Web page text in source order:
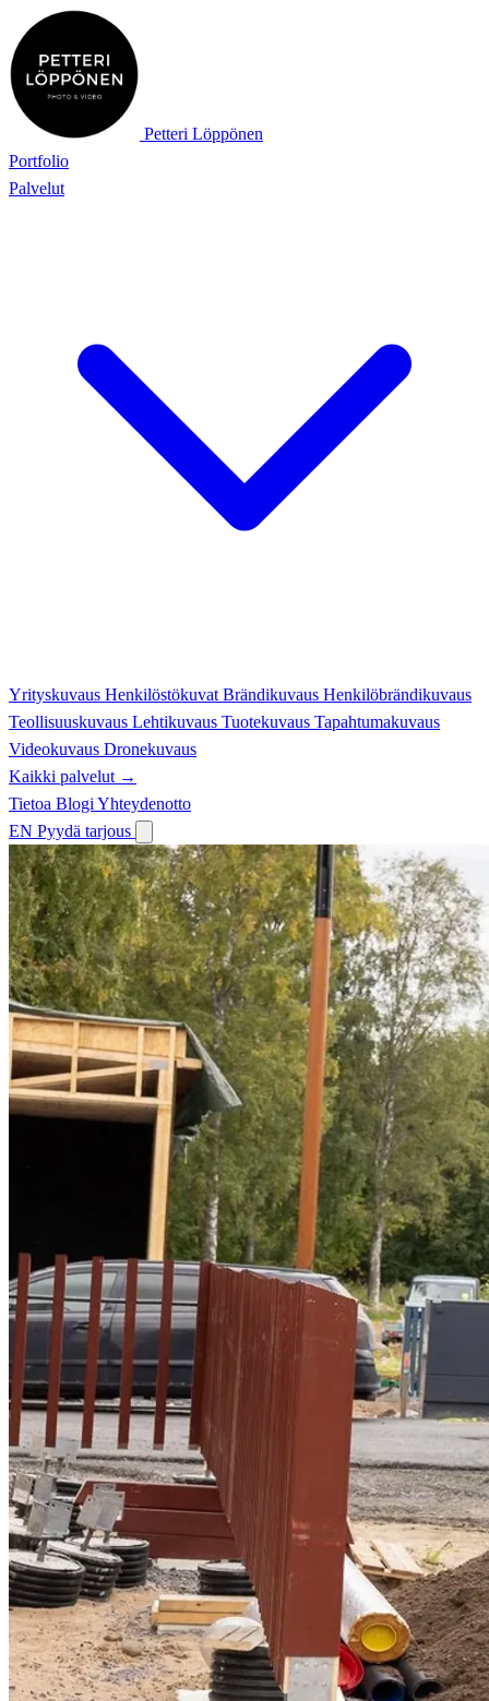
Petteri Löppönen
Portfolio
Palvelut
Yrityskuvaus Henkilöstökuvat Brändikuvaus Henkilöbrändikuvaus
Teollisuuskuvaus Lehtikuvaus Tuotekuvaus Tapahtumakuvaus
Videokuvaus Dronekuvaus
Kaikki palvelut →
Tietoa Blogi Yhteydenotto
EN Pyydä tarjous